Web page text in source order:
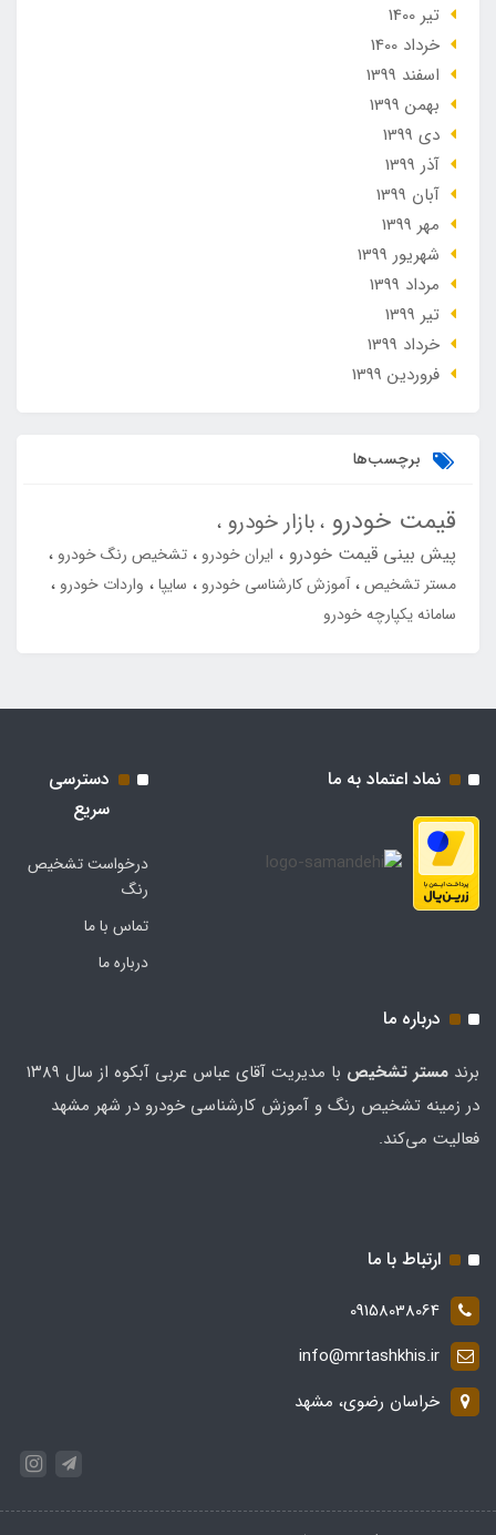
تير 1400
خرداد 1400
اسفند 1399
بهمن 1399
دی 1399
آذر 1399
آبان 1399
مهر 1399
شهریور 1399
مرداد 1399
تير 1399
خرداد 1399
فروردین 1399
برچسب‌ها
قیمت خودرو بازار خودرو
پیش بینی قیمت خودرو ایران خودرو
تشخیص رنگ خودرو
مستر تشخیص آموزش کارشناسی خودرو سایپا
واردات خودرو
سامانه یکپارچه خودرو
نماد اعتماد به ما
دسترسی
سریع
درخواست تشخیص
رنگ
تماس با ما
درباره ما
درباره ما
برند مستر تشخيص
با مدیریت آقای عباس عربی آبکوه از سال ۱۳۸۹
در زمینه تشخیص رنگ و آموزش کارشناسی خودرو در شهر مشهد
فعالیت می‌کند.
ارتباط با ما
09158038064
info@mrtashkhis.ir
خراسان رضوی، مشهد